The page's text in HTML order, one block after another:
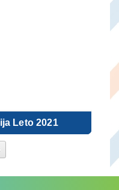
Leto 2021